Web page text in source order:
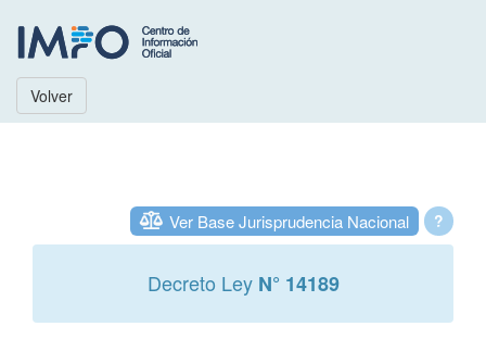
Volver
?
Ver Base Jurisprudencia Nacional
Decreto Ley N° 14189